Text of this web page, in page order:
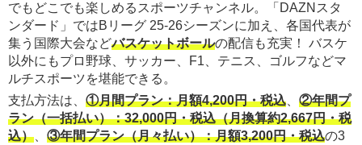
でもどこでも楽しめるスポーツチャンネル。「DAZNスタ
ンダード」ではBリーグ 25-26シーズンに加え、各国代表が
集う国際大会などバスケットボールの配信も充実！ バスケ
以外にもプロ野球、サッカー、F1、テニス、ゴルフなどマ
ルチスポーツを堪能できる。
支払方法は、 ①月間プラン：月額4,200円・税込、 ②年間プ
ラン（一括払い）：32,000円・税込（月換算約2,667円・税
込）、 ③年間プラン（月々払い）：月額3,200円・税込の3